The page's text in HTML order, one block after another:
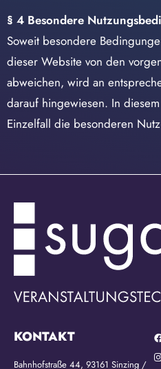
§ 4 Besondere
Soweit besondere
dieser Website von den
abweichen, wird an
darauf hingewiesen. In
Einzelfall die besonderen
KONTAKT
Bahnhofstraße 44, 93161 Sinzing /